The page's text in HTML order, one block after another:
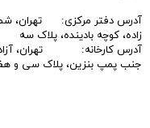
آدرس دفتر مرکزی: تهران،
زاده، کوچه بادینده، پلاک سه
آدرس کارخانه: تهران،
جنب پمپ بنزین، پلاک سی و